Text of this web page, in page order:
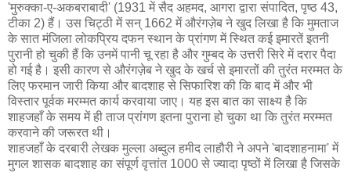
'मुरुक्का-ए-अकबराबादी' (1931 में सैद अहमद, आगरा द्वारा संपादित, पृष्ठ 43,
टीका 2) हैं। उस चिट्ठी में सन् 1662 में औरंगज़ेब ने खुद लिखा है कि मुमताज
के सात मंजिला लोकप्रिय दफन स्थान के प्रांगण में स्थित कई इमारतें इतनी
पुरानी हो चुकी हैं कि उनमें पानी चू रहा है और गुम्बद के उत्तरी सिरे में दरार पैदा
हो गई है। इसी कारण से औरंगज़ेब ने खुद के खर्च से इमारतों की तुरंत मरम्मत के
लिए फरमान जारी किया और बादशाह से सिफारिश की कि बाद में और भी
विस्तार पूर्वक मरम्मत कार्य करवाया जाए। यह इस बात का साक्ष्य है कि
शाहजहाँ के समय में ही ताज प्रांगण इतना पुराना हो चुका था कि तुरंत मरम्मत
करवाने की जरूरत थी।
शाहजहाँ के दरबारी लेखक मुल्ला अब्दुल हमीद लाहौरी ने अपने 'बादशाहनामा' में
मुगल शासक बादशाह का संपूर्ण वृत्तांत 1000 से ज्यादा पृष्ठों में लिखा है जिसके